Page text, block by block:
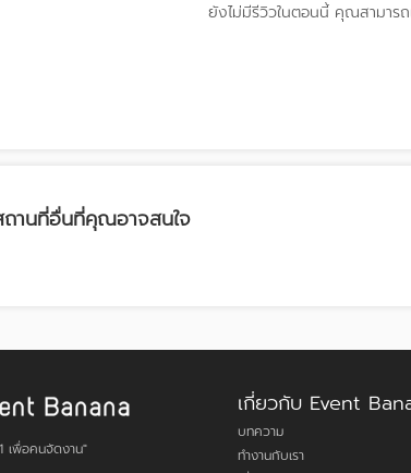
ยังไม่มีรีวิวในตอนนี้ คุณสามาร
านที่อื่นที่คุณอาจสนใจ
เพื่อคนจัดงาน"
เกี่ยวกับ Event
บทความ
ทำงานกับเรา